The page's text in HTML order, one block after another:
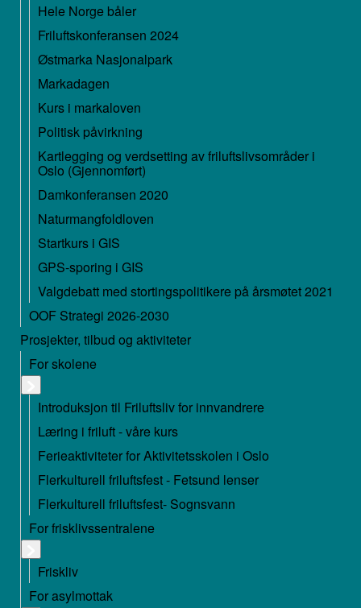
Hele Norge båler
Friluftskonferansen 2024
Østmarka Nasjonalpark
Markadagen
Kurs i markaloven
Politisk påvirkning
Kartlegging og verdsetting av friluftslivsområder i
Oslo (Gjennomført)
Damkonferansen 2020
Naturmangfoldloven
Startkurs i GIS
GPS-sporing i GIS
Valgdebatt med stortingspolitikere på årsmøtet 2021
OOF Strategi 2026-2030
Prosjekter, tilbud og aktiviteter
For skolene
Introduksjon til Friluftsliv for innvandrere
Læring i friluft - våre kurs
Ferieaktiviteter for Aktivitetsskolen i Oslo
Flerkulturell friluftsfest - Fetsund lenser
Flerkulturell friluftsfest- Sognsvann
For frisklivssentralene
Friskliv
For asylmottak